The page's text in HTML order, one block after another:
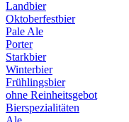
Landbier
Oktoberfestbier
Pale Ale
Porter
Starkbier
Winterbier
Frühlingsbier
ohne Reinheitsgebot
Bierspezialitäten